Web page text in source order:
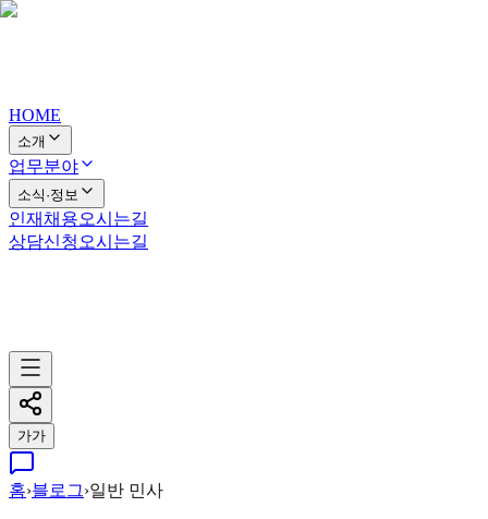
HOME
소개
업무분야
소식·정보
인재채용오시는길
상담신청 오시는길
가가
홈›블로그›일반 민사